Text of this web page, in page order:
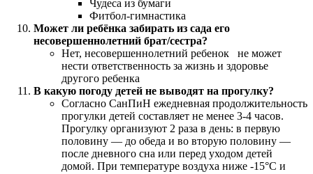
Чудеса из бумаги
Фитбол-гимнастика
Может ли ребёнка забирать из сада его
несовершеннолетний брат/сестра?
Нет, несовершеннолетний ребенок не может
нести ответственность за жизнь и здоровье
другого ребенка
В какую погоду детей не выводят на прогулку?
Согласно СанПиН ежедневная продолжительность
прогулки детей составляет не менее 3-4 часов.
Прогулку организуют 2 раза в день: в первую
половину — до обеда и во вторую половину —
после дневного сна или перед уходом детей
домой. При температуре воздуха ниже -15°С и